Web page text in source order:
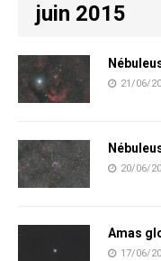
juin 2015
21/06/
20/06/
Amas
17/06/